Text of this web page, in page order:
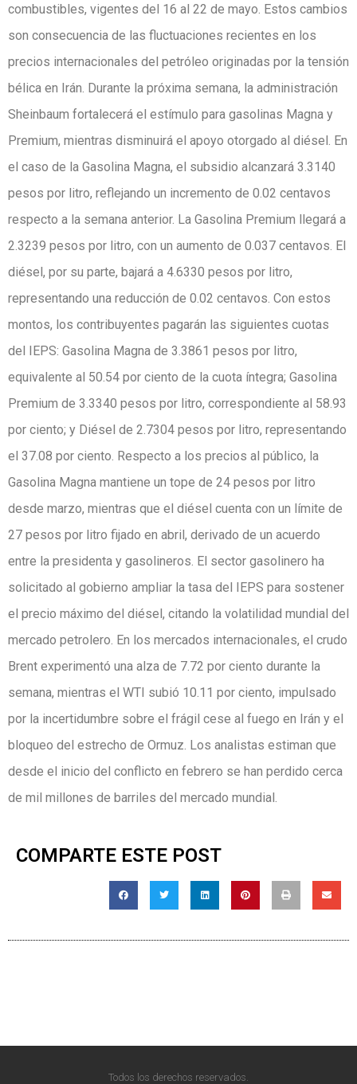
combustibles, vigentes del 16 al 22 de mayo. Estos cambios
son consecuencia de las fluctuaciones recientes en los
precios internacionales del petróleo originadas por la tensión
bélica en Irán. Durante la próxima semana, la administración
Sheinbaum fortalecerá el estímulo para gasolinas Magna y
Premium, mientras disminuirá el apoyo otorgado al diésel. En
el caso de la Gasolina Magna, el subsidio alcanzará 3.3140
pesos por litro, reflejando un incremento de 0.02 centavos
respecto a la semana anterior. La Gasolina Premium llegará a
2.3239 pesos por litro, con un aumento de 0.037 centavos. El
diésel, por su parte, bajará a 4.6330 pesos por litro,
representando una reducción de 0.02 centavos. Con estos
montos, los contribuyentes pagarán las siguientes cuotas
del IEPS: Gasolina Magna de 3.3861 pesos por litro,
equivalente al 50.54 por ciento de la cuota íntegra; Gasolina
Premium de 3.3340 pesos por litro, correspondiente al 58.93
por ciento; y Diésel de 2.7304 pesos por litro, representando
el 37.08 por ciento. Respecto a los precios al público, la
Gasolina Magna mantiene un tope de 24 pesos por litro
desde marzo, mientras que el diésel cuenta con un límite de
27 pesos por litro fijado en abril, derivado de un acuerdo
entre la presidenta y gasolineros. El sector gasolinero ha
solicitado al gobierno ampliar la tasa del IEPS para sostener
el precio máximo del diésel, citando la volatilidad mundial del
mercado petrolero. En los mercados internacionales, el crudo
Brent experimentó una alza de 7.72 por ciento durante la
semana, mientras el WTI subió 10.11 por ciento, impulsado
por la incertidumbre sobre el frágil cese al fuego en Irán y el
bloqueo del estrecho de Ormuz. Los analistas estiman que
desde el inicio del conflicto en febrero se han perdido cerca
de mil millones de barriles del mercado mundial.
COMPARTE ESTE POST
Todos los derechos reservados.